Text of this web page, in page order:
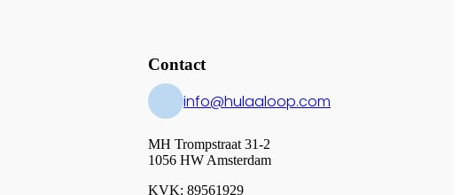
Contact
info@hulaaloop.com
MH Trompstraat 31-2
1056 HW Amsterdam
KVK: 89561929